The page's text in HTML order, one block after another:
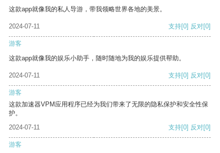
这款app就像我的私人导游，带我领略世界各地的美景。
2024-07-11 支持[0] 反对[0]
游客
这款app就像我的娱乐小助手，随时随地为我的娱乐提供帮助。
2024-07-11 支持[0] 反对[0]
游客
这款加速器VPM应用程序已经为我们带来了无限的隐私保护和安全性保
护。
2024-07-11
支持[0] 反对[0]
游客